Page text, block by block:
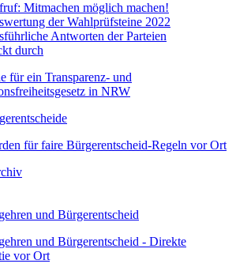
Mitmachen möglich machen!
der Wahlprüfsteine 2022
Antworten der Parteien
durch
für ein Transparenz- und
in NRW
für faire Bürgerentscheid-Regeln vor Ort
und Bürgerentscheid
und Bürgerentscheid - Direkte
vor Ort